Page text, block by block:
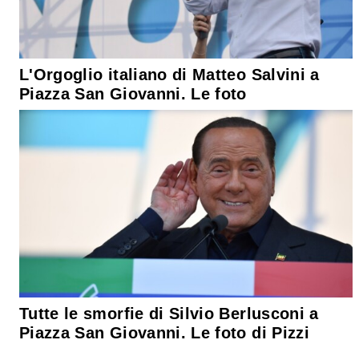
L'Orgoglio italiano di Matteo Salvini a
Piazza San Giovanni. Le foto
Tutte le smorfie di Silvio Berlusconi a
Piazza San Giovanni. Le foto di Pizzi